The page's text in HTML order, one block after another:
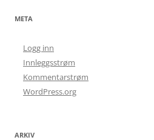
META
Logg inn
Innleggsstrøm
Kommentarstrøm
WordPress.org
ARKIV